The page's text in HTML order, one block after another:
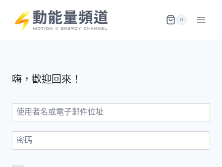
content
0
嗨，歡迎回來！